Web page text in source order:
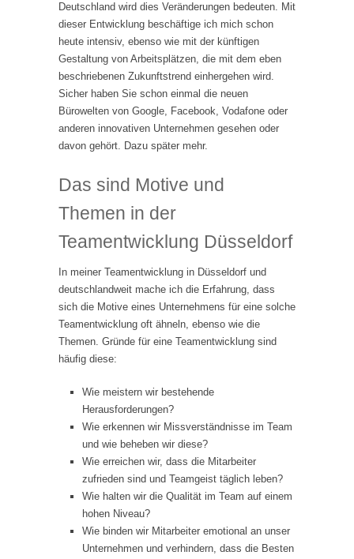
Deutschland wird dies Veränderungen bedeuten. Mit
dieser Entwicklung beschäftige ich mich schon
heute intensiv, ebenso wie mit der künftigen
Gestaltung von Arbeitsplätzen, die mit dem eben
beschriebenen Zukunftstrend einhergehen wird.
Sicher haben Sie schon einmal die neuen
Bürowelten von Google, Facebook, Vodafone oder
anderen innovativen Unternehmen gesehen oder
davon gehört. Dazu später mehr.
Das sind Motive und
Themen in der
Teamentwicklung Düsseldorf
In meiner Teamentwicklung in Düsseldorf und
deutschlandweit mache ich die Erfahrung, dass
sich die Motive eines Unternehmens für eine solche
Teamentwicklung oft ähneln, ebenso wie die
Themen. Gründe für eine Teamentwicklung sind
häufig diese:
Wie meistern wir bestehende
Herausforderungen?
Wie erkennen wir Missverständnisse im Team
und wie beheben wir diese?
Wie erreichen wir, dass die Mitarbeiter
zufrieden sind und Teamgeist täglich leben?
Wie halten wir die Qualität im Team auf einem
hohen Niveau?
Wie binden wir Mitarbeiter emotional an unser
Unternehmen und verhindern, dass die Besten